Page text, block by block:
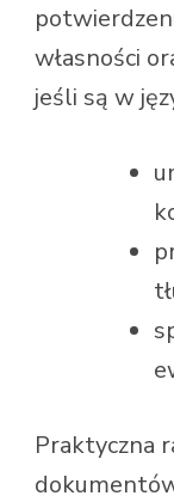
własności
jeśli są w
Praktyczna